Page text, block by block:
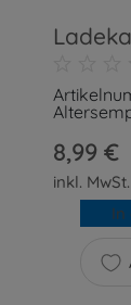
8,99 €
inkl.
In